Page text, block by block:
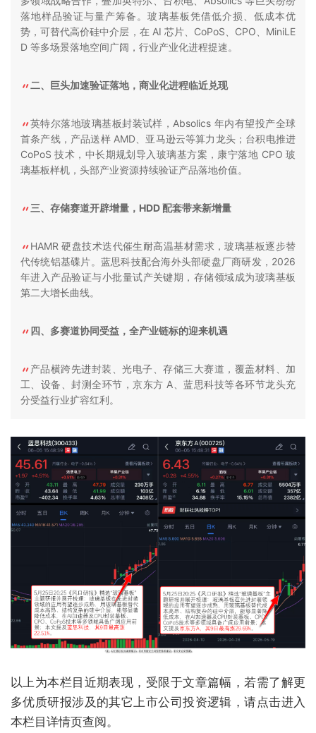
落地样品验证与量产筹备。玻璃基板凭借低介损、低成本优
势，可替代高价硅中介层，在 AI 芯片、CoPoS、CPO、MiniLE
D 等多场景落地空间广阔，行业产业化进程提速。
二、巨头加速验证落地，商业化进程临近兑现
英特尔落地玻璃基板封装试样，Absolics 年内有望投产全球
首条产线，产品送样 AMD、亚马逊云等算力龙头；台积电推进
CoPoS 技术，中长期规划导入玻璃基方案，康宁落地 CPO 玻
璃基板样机，头部产业资源持续验证产品落地价值。
三、存储赛道开辟增量，HDD 配套带来新增量
HAMR 硬盘技术迭代催生耐高温基材需求，玻璃基板逐步替
代传统铝基碟片。蓝思科技配合海外头部硬盘厂商研发，2026
年进入产品验证与小批量试产关键期，存储领域成为玻璃基板
第二大增长曲线。
四、多赛道协同受益，全产业链标的迎来机遇
产品横跨先进封装、光电子、存储三大赛道，覆盖材料、加
工、设备、封测全环节，京东方 A、蓝思科技等各环节龙头充
分受益行业扩容红利。
以上为本栏目近期表现，受限于文章篇幅，若需了解更
多优质研报涉及的其它上市公司投资逻辑，请点击进入
本栏目详情页查阅。